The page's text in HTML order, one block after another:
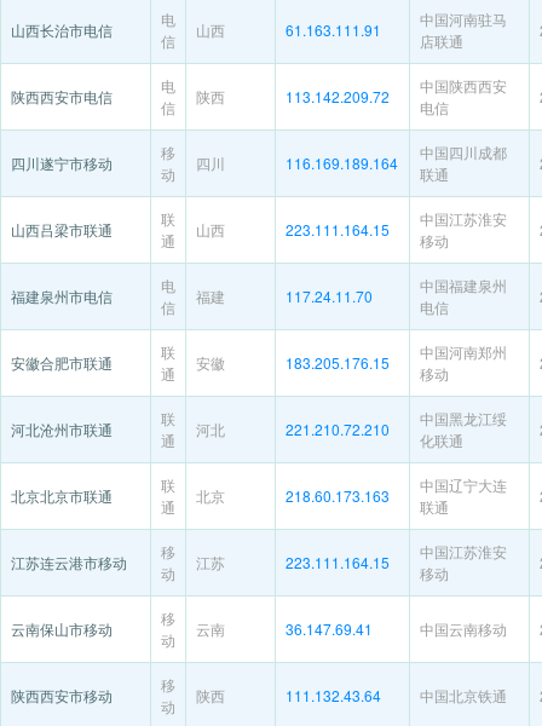
山西长治市电信
电
信
山西 61.163.111.91
中国河南驻马
店联通
陕西西安市电信
电
信
陕西 113.142.209.72
中国陕西西安
电信
四川遂宁市移动
移
动
四川 116.169.189.164
中国四川成都
联通
山西吕梁市联通
联
通
山西 223.111.164.15
中国江苏淮安
移动
福建泉州市电信
电
信
福建 117.24.11.70
中国福建泉州
电信
安徽合肥市联通
联
通
安徽 183.205.176.15
中国河南郑州
移动
河北沧州市联通
联
通
河北 221.210.72.210
中国黑龙江绥
化联通
北京北京市联通
联
通
北京 218.60.173.163
中国辽宁大连
联通
江苏连云港市移动
移
动
江苏 223.111.164.15
中国江苏淮安
移动
云南保山市移动
移
动
云南 36.147.69.41 中国云南移动
陕西西安市移动
移
动
陕西 111.132.43.64 中国北京铁通